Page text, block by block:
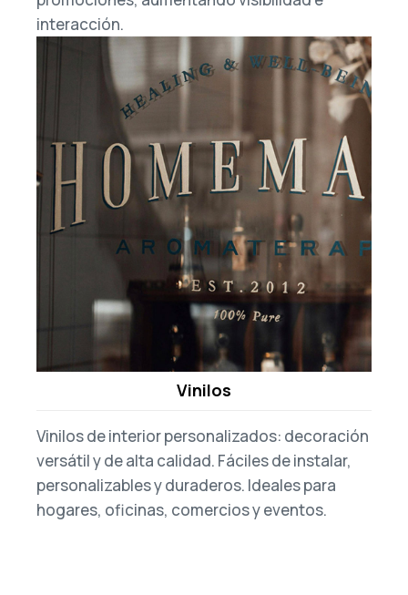
interacción.
Vinilos
Vinilos de interior personalizados: decoración
versátil y de alta calidad. Fáciles de instalar,
personalizables y duraderos. Ideales para
hogares, oficinas, comercios y eventos.